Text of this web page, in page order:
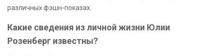
различных фэшн-показах.
Какие сведения из личной жизни Юлии
Розенберг известны?